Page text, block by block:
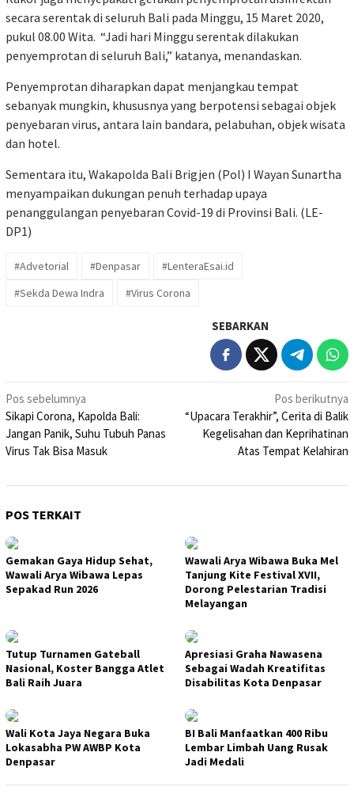
secara serentak di seluruh Bali pada Minggu, 15 Maret 2020,
pukul 08.00 Wita. “Jadi hari Minggu serentak dilakukan
penyemprotan di seluruh Bali,” katanya, menandaskan.
Penyemprotan diharapkan dapat menjangkau tempat
sebanyak mungkin, khususnya yang berpotensi sebagai objek
penyebaran virus, antara lain bandara, pelabuhan, objek wisata
dan hotel.
Sementara itu, Wakapolda Bali Brigjen (Pol) I Wayan Sunartha
menyampaikan dukungan penuh terhadap upaya
penanggulangan penyebaran Covid-19 di Provinsi Bali. (LE-
DP1)
#Advetorial #Denpasar
#LenteraEsai.id
#Sekda Dewa Indra
#Virus Corona
SEBARKAN
Navigasi
pos
Pos sebelumnya
Sikapi Corona, Kapolda Bali:
Jangan Panik, Suhu Tubuh Panas
Virus Tak Bisa Masuk
Pos berikutnya
“Upacara Terakhir”, Cerita di Balik
Kegelisahan dan Keprihatinan
Atas Tempat Kelahiran
POS TERKAIT
Gemakan Gaya Hidup Sehat,
Wawali Arya Wibawa Lepas
Sepakad Run 2026
Wawali Arya Wibawa Buka Mel
Tanjung Kite Festival XVII,
Dorong Pelestarian Tradisi
Melayangan
Tutup Turnamen Gateball
Nasional, Koster Bangga Atlet
Bali Raih Juara
Apresiasi Graha Nawasena
Sebagai Wadah Kreatifitas
Disabilitas Kota Denpasar
Wali Kota Jaya Negara Buka
Lokasabha PW AWBP Kota
Denpasar
BI Bali Manfaatkan 400 Ribu
Lembar Limbah Uang Rusak
Jadi Medali